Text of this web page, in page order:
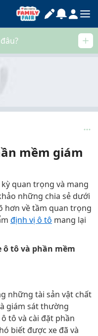
mềm giám
quan trọng và mang
những chia sẻ dưới
hơn về tầm quan trọng
định vị ô tô mang lại
tô và phần mềm
những tài sản vật chất
giám sát thường
tô và cài đặt phần
biết được xe đã và